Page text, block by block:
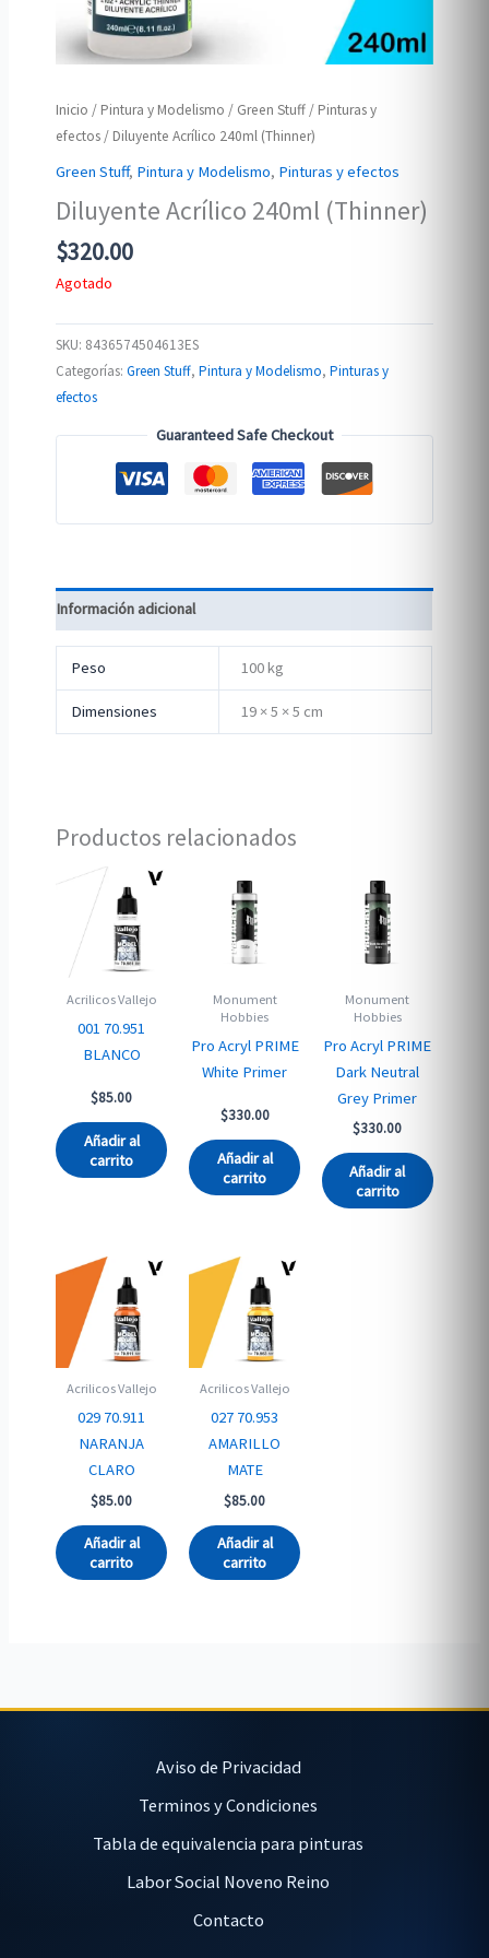
Inicio / Pintura y Modelismo / Green Stuff / Pinturas y
efectos / Diluyente Acrílico 240ml (Thinner)
Green Stuff, Pintura y Modelismo, Pinturas y efectos
Diluyente Acrílico 240ml (Thinner)
$320.00
Agotado
SKU: 8436574504613ES
Categorías:Green Stuff,Pintura y Modelismo,Pinturas y
efectos
Guaranteed Safe Checkout
Información adicional
Peso 100 kg
Dimensiones 19 × 5 × 5 cm
Productos relacionados
Acrilicos Vallejo
001 70.951
BLANCO
$85.00
Añadir al
carrito
Monument
Hobbies
Pro Acryl PRIME
White Primer
$330.00
Añadir al
carrito
Monument
Hobbies
Pro Acryl PRIME
Dark Neutral
Grey Primer
$330.00
Añadir al
carrito
Acrilicos Vallejo
029 70.911
NARANJA
CLARO
$85.00
Añadir al
carrito
Acrilicos Vallejo
027 70.953
AMARILLO
MATE
$85.00
Añadir al
carrito
Aviso de Privacidad
Terminos y Condiciones
Tabla de equivalencia para pinturas
Labor Social Noveno Reino
Contacto